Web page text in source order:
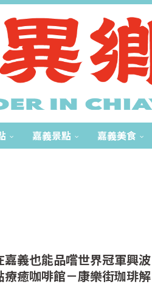
嘉義景點 嘉義美食
嘉義也能品嚐世界冠軍興波
療癒咖啡館－康樂街珈琲解